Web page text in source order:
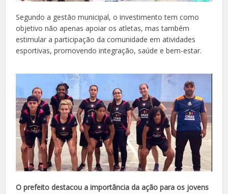
Segundo a gestão municipal, o investimento tem como
objetivo não apenas apoiar os atletas, mas também
estimular a participação da comunidade em atividades
esportivas, promovendo integração, saúde e bem-estar.
O prefeito destacou a importância da ação para os jovens